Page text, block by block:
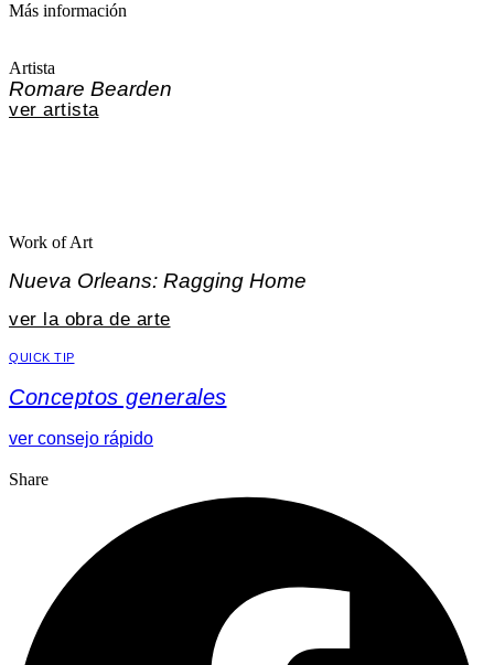
Más información
Artista
Romare Bearden
ver artista
Work of Art
Nueva Orleans: Ragging Home
ver la obra de arte
QUICK TIP
Conceptos generales
ver consejo rápido
Share